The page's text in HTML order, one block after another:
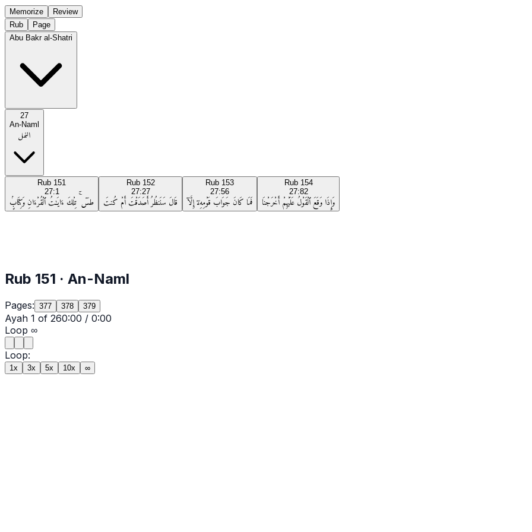
Memorize
Review
Rub
Page
Abu Bakr al-Shatri
27
An-Naml
النمل
Rub 151
27:1
طسٓ ۚ تِلْكَ ءَايَـٰتُ ٱلْقُرْءَانِ وَكِتَابٍۢ
Rub 152
27:27
قَالَ سَنَنظُرُ أَصَدَقْتَ أَمْ كُنتَ
Rub 153
27:56
فَمَا كَانَ جَوَابَ قَوْمِهِۦٓ إِلَّآ
Rub 154
27:82
وَإِذَا وَقَعَ ٱلْقَوْلُ عَلَيْهِمْ أَخْرَجْنَا
Rub 151 · An-Naml
Pages: 377 378 379
Ayah 1 of 260:00 / 0:00
Loop ∞
Loop:
1x 3x 5x 10x ∞